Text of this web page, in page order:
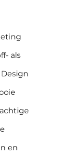
als
en